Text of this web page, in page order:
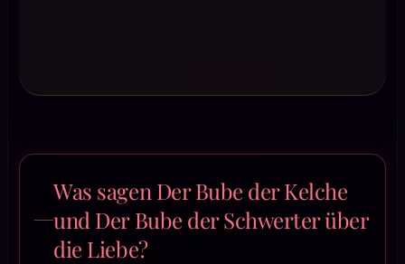
Was sagen Der Bube der Kelche
und Der Bube der Schwerter über
die Liebe?